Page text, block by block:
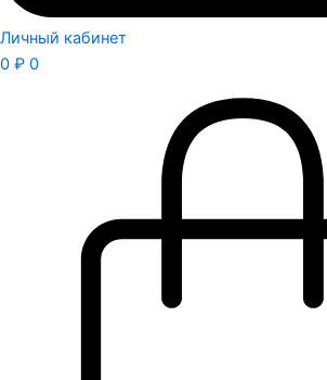
Личный кабинет
0 ₽ 0